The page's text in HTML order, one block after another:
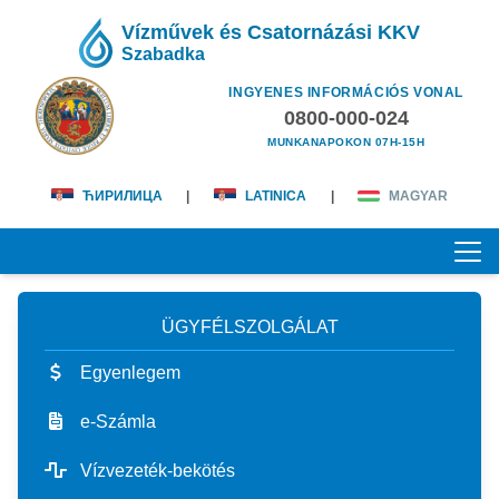
Vízművek és Csatornázási KKV
Szabadka
INGYENES INFORMÁCIÓS VONAL
0800-000-024
MUNKANAPOKON 07H-15H
ЋИРИЛИЦА LATINICA MAGYAR
KEZDŐOLDAL
RÓLUNK
magunkról
ÜGYFÉLSZOLGÁLAT
ÜGYFÉLSZOLGÁLAT
Egyenlegem
e-Számla
Vízvezeték-bekötés